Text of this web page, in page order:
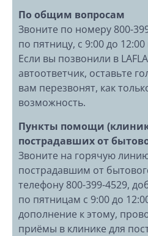
По общим вопросам
Звоните по номеру 800-
по пятницу, с 9:00 до
Если вы позвонили в
автоответчик, оставьте
вам перезвонят, как
возможность.
Пункты помощи
пострадавших от
Звоните на горячую
пострадавшим от
телефону 800-399-4529,
по пятницам с 9:00 до
дополнение к этому,
приёмы в клинике для